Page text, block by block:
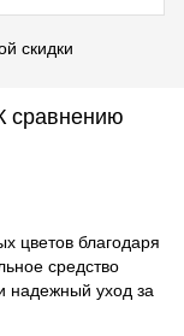
скидки
сравнению
цветов благодаря
средство
надежный уход за